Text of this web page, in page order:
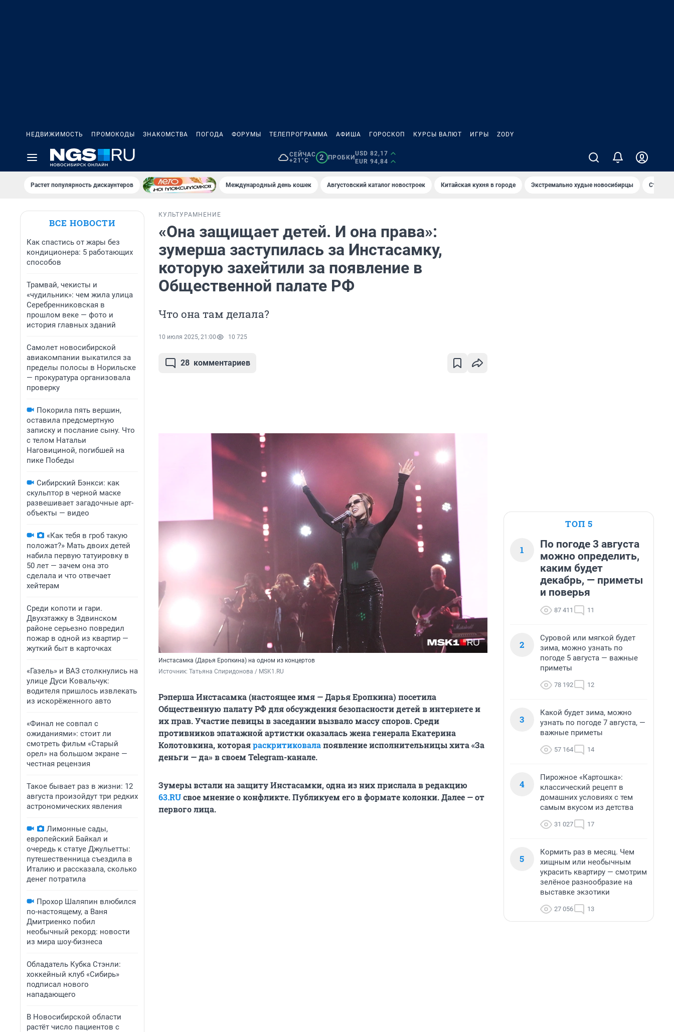
НЕДВИЖИМОСТЬ ПРОМОКОДЫ ЗНАКОМСТВА ПОГОДА ФОРУМЫ ТЕЛЕПРОГРАММА АФИША ГОРОСКОП КУРСЫ ВАЛЮТ ИГРЫ ZODY
СЕЙЧАС
+21°C
2 ПРОБКИ
USD 82,17
EUR 94,84
Растет популярность дискаунтеров Международный день кошек Августовский каталог новостроек Китайская кухня в городе Экстремально худые новосибирцы Старт
ВСЕ НОВОСТИ
Как спастись от жары без
кондиционера: 5 работающих
способов
Трамвай, чекисты и
«чудильник»: чем жила улица
Серебренниковская в
прошлом веке — фото и
история главных зданий
Самолет новосибирской
авиакомпании выкатился за
пределы полосы в Норильске
— прокуратура организовала
проверку
Покорила пять вершин,
оставила предсмертную
записку и послание сыну. Что
с телом Натальи
Наговициной, погибшей на
пике Победы
Сибирский Бэнкси: как
скульптор в черной маске
развешивает загадочные арт-
объекты — видео
«Как тебя в гроб такую
положат?» Мать двоих детей
набила первую татуировку в
50 лет — зачем она это
сделала и что отвечает
хейтерам
Среди копоти и гари.
Двухэтажку в Здвинском
районе серьезно повредил
пожар в одной из квартир —
жуткий быт в карточках
«Газель» и ВАЗ столкнулись на
улице Дуси Ковальчук:
водителя пришлось извлекать
из искорёженного авто
«Финал не совпал с
ожиданиями»: стоит ли
смотреть фильм «Старый
орел» на большом экране —
честная рецензия
Такое бывает раз в жизни: 12
августа произойдут три редких
астрономических явления
Лимонные сады,
европейский Байкал и
очередь к статуе Джульетты:
путешественница съездила в
Италию и рассказала, сколько
денег потратила
Прохор Шаляпин влюбился
по-настоящему, а Ваня
Дмитриенко побил
необычный рекорд: новости
из мира шоу-бизнеса
Обладатель Кубка Стэнли:
хоккейный клуб «Сибирь»
подписал нового
нападающего
В Новосибирской области
растёт число пациентов с
КУЛЬТУРА МНЕНИЕ
«Она защищает детей. И она права»:
зумерша заступилась за Инстасамку,
которую захейтили за появление в
Общественной палате РФ
Что она там делала?
10 июля 2025, 21:00 10 725
28 комментариев
Инстасамка (Дарья Еропкина) на одном из концертов
Источник: Татьяна Спиридонова / MSK1.RU
Рэперша Инстасамка (настоящее имя — Дарья Еропкина) посетила
Общественную палату РФ для обсуждения безопасности детей в интернете и
их прав. Участие певицы в заседании вызвало массу споров. Среди
противников эпатажной артистки оказалась жена генерала Екатерина
Колотовкина, котораяраскритиковалапоявление исполнительницы хита «За
деньги — да» в своем Telegram-канале.
Зумеры встали на защиту Инстасамки, одна из них прислала в редакцию
63.RUсвое мнение о конфликте. Публикуем его в формате колонки. Далее — от
первого лица.
ТОП 5
1
По погоде 3 августа
можно определить,
каким будет
декабрь, — приметы
и поверья
87 411 11
2
Суровой или мягкой будет
зима, можно узнать по
погоде 5 августа — важные
приметы
78 192 12
3
Какой будет зима, можно
узнать по погоде 7 августа, —
важные приметы
57 164 14
4
Пирожное «Картошка»:
классический рецепт в
домашних условиях с тем
самым вкусом из детства
31 027 17
5
Кормить раз в месяц. Чем
хищным или необычным
украсить квартиру — смотрим
зелёное разнообразие на
выставке экзотики
27 056 13